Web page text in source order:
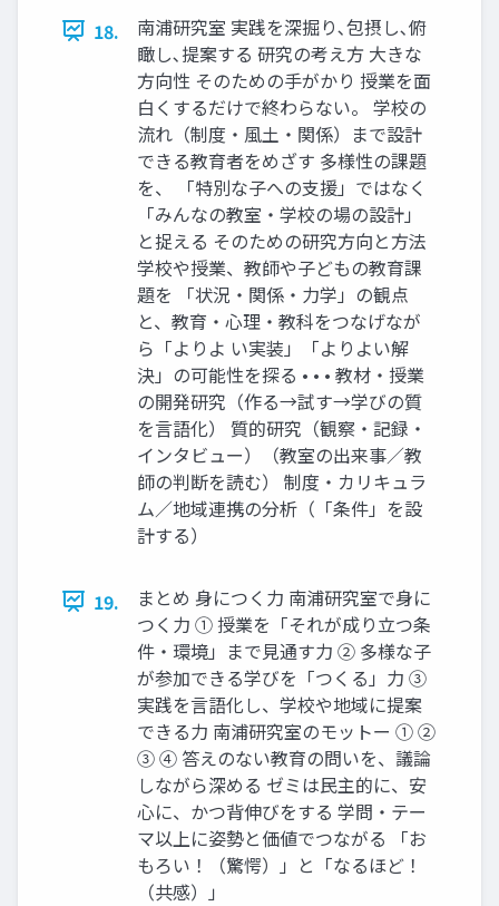
18.
南浦研究室 実践を深掘り､包摂し､俯
瞰し､提案する 研究の考え方 大きな
方向性 そのための手がかり 授業を面
白くするだけで終わらない。 学校の
流れ（制度・風土・関係）まで設計
できる教育者をめざす 多様性の課題
を、 「特別な子への支援」ではなく
「みんなの教室・学校の場の設計」
と捉える そのための研究方向と方法
学校や授業、教師や子どもの教育課
題を 「状況・関係・力学」の観点
と、教育・心理・教科をつなげなが
ら「よりよ い実装」「よりよい解
決」の可能性を探る • • • 教材・授業
の開発研究（作る→試す→学びの質
を言語化） 質的研究（観察・記録・
インタビュー）（教室の出来事／教
師の判断を読む） 制度・カリキュラ
ム／地域連携の分析（「条件」を設
計する）
19.
まとめ 身につく力 南浦研究室で身に
つく力 ① 授業を「それが成り立つ条
件・環境」まで見通す力 ② 多様な子
が参加できる学びを「つくる」力 ③
実践を言語化し、学校や地域に提案
できる力 南浦研究室のモットー ① ②
③ ④ 答えのない教育の問いを、議論
しながら深める ゼミは民主的に、安
心に、かつ背伸びをする 学問・テー
マ以上に姿勢と価値でつながる 「お
もろい！（驚愕）」と「なるほど！
（共感）」